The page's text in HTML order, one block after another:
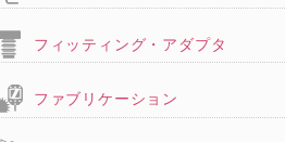
フィッティング・アダプタ
ファブリケーション